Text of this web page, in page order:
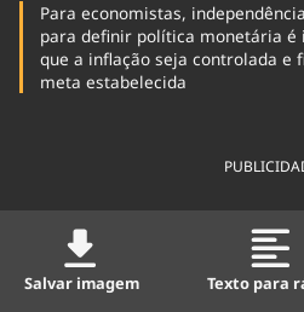
Para economistas,
para definir política monetária é
que a inflação seja controlada e
meta estabelecida
Salvar imagem Texto para